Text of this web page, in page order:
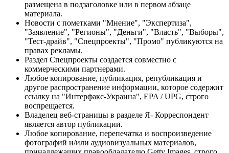
размещена в подзаголовке или в первом абзаце
материала.
Новости с пометками "Мнение", "Экспертиза",
"Заявление", "Регионы", "Деньги", "Власть", "Выборы",
"Тест-драйв", "Спецпроекты", "Промо" публикуются на
правах рекламы.
Раздел Спецпроекты создается совместно с
коммерческими партнерами.
Любое копирование, публикация, републикация и
другое распространение информации, которое содержит
ссылку на "Интерфакс-Украина", EPA / UPG, строго
воспрещается.
Владелец веб-страницы в разделе Я- Корреспондент
является автор публикации.
Любое копирование, перепечатка и воспроизведение
фотографий и/или аудиовизуальных материалов,